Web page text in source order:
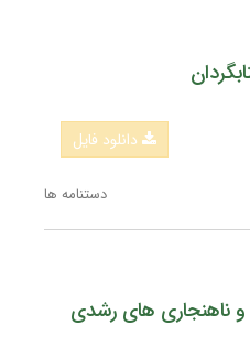
دانلود فایل
دستنامه ها
و ناهنجاری های رشدی